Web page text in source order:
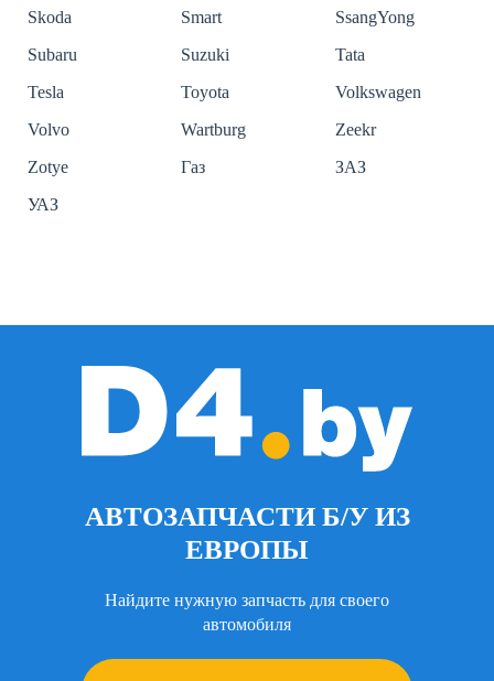
Skoda
Smart
SsangYong
Subaru
Suzuki
Tata
Tesla
Toyota
Volkswagen
Volvo
Wartburg
Zeekr
Zotye
Газ
ЗАЗ
УАЗ
АВТОЗАПЧАСТИ Б/У ИЗ
ЕВРОПЫ
Найдите нужную запчасть для своего
автомобиля